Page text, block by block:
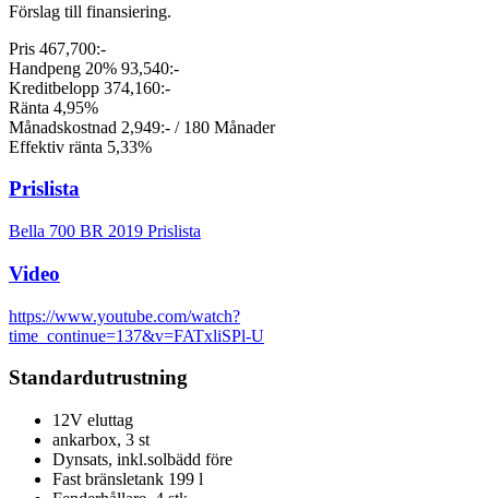
Förslag till finansiering.
Pris 467,700:-
Handpeng 20% 93,540:-
Kreditbelopp 374,160:-
Ränta 4,95%
Månadskostnad 2,949:- / 180 Månader
Effektiv ränta 5,33%
Prislista
Bella 700 BR 2019 Prislista
Video
https://www.youtube.com/watch?
time_continue=137&v=FATxliSPl-U
Standardutrustning
12V eluttag
ankarbox, 3 st
Dynsats, inkl.solbädd före
Fast bränsletank 199 l